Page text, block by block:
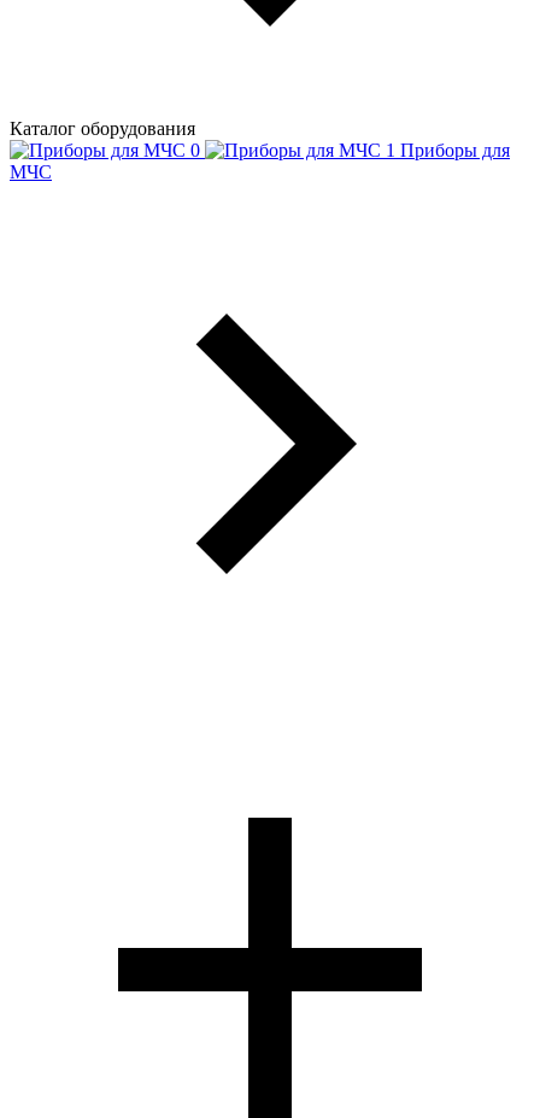
Каталог оборудования
Приборы для
МЧС